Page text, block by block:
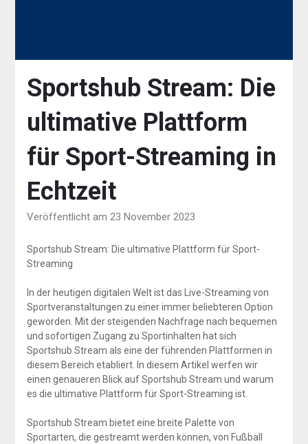
Sportshub Stream: Die
ultimative Plattform
für Sport-Streaming in
Echtzeit
Veröffentlicht am 23 November 2023
Sportshub Stream: Die ultimative Plattform für Sport-
Streaming
In der heutigen digitalen Welt ist das Live-Streaming von
Sportveranstaltungen zu einer immer beliebteren Option
geworden. Mit der steigenden Nachfrage nach bequemen
und sofortigen Zugang zu Sportinhalten hat sich
Sportshub Stream als eine der führenden Plattformen in
diesem Bereich etabliert. In diesem Artikel werfen wir
einen genaueren Blick auf Sportshub Stream und warum
es die ultimative Plattform für Sport-Streaming ist.
Sportshub Stream bietet eine breite Palette von
Sportarten, die gestreamt werden können, von Fußball